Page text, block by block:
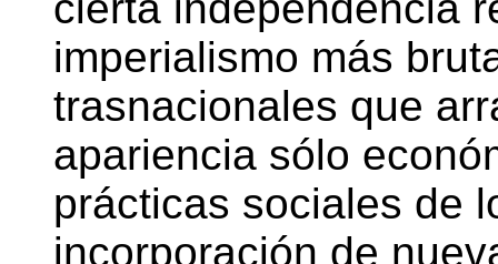
imperialismo más
trasnacionales que
apariencia sólo
prácticas sociales de
incorporación de